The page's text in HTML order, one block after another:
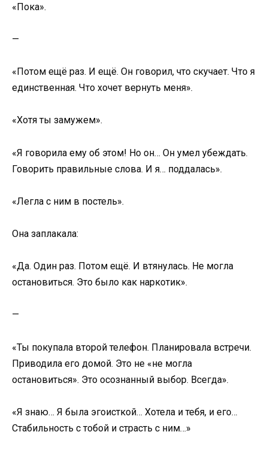
«Пока».
—
«Потом ещё раз. И ещё. Он говорил, что скучает. Что я
единственная. Что хочет вернуть меня».
«Хотя ты замужем».
«Я говорила ему об этом! Но он… Он умел убеждать.
Говорить правильные слова. И я… поддалась».
«Легла с ним в постель».
Она заплакала:
«Да. Один раз. Потом ещё. И втянулась. Не могла
остановиться. Это было как наркотик».
—
«Ты покупала второй телефон. Планировала встречи.
Приводила его домой. Это не «не могла
остановиться». Это осознанный выбор. Всегда».
«Я знаю… Я была эгоисткой… Хотела и тебя, и его…
Стабильность с тобой и страсть с ним…»